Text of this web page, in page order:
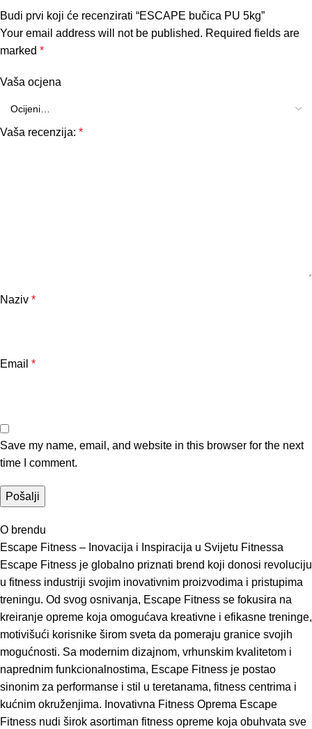
Budi prvi koji će recenzirati “ESCAPE bučica PU 5kg”
Your email address will not be published. Required fields are
marked *
Vaša ocjena
Vaša recenzija: *
Naziv *
Email *
Save my name, email, and website in this browser for the next
time I comment.
O brendu
Escape Fitness – Inovacija i Inspiracija u Svijetu Fitnessa
Escape Fitness je globalno priznati brend koji donosi revoluciju
u fitness industriji svojim inovativnim proizvodima i pristupima
treningu. Od svog osnivanja, Escape Fitness se fokusira na
kreiranje opreme koja omogućava kreativne i efikasne treninge,
motivišući korisnike širom sveta da pomeraju granice svojih
mogućnosti. Sa modernim dizajnom, vrhunskim kvalitetom i
naprednim funkcionalnostima, Escape Fitness je postao
sinonim za performanse i stil u teretanama, fitness centrima i
kućnim okruženjima. Inovativna Fitness Oprema Escape
Fitness nudi širok asortiman fitness opreme koja obuhvata sve